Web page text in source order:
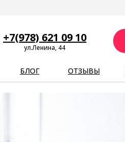
БЛОГ ОТЗЫВЫ
ул.Ленина, 44
+7(978) 621 09 10